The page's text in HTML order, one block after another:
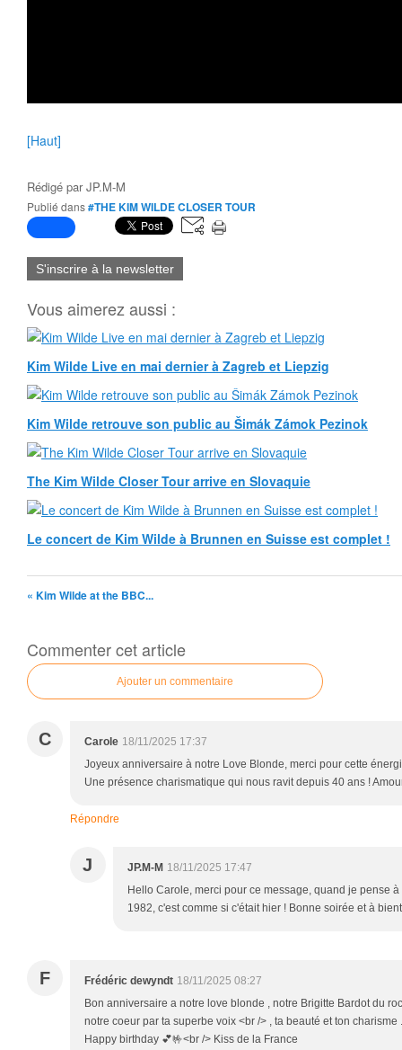
[Haut]
Rédigé parJP.M-M
Publié dans#THE KIM WILDE CLOSER TOUR
S'inscrire à la newsletter
Vous aimerez aussi :
Kim Wilde Live en mai dernier à Zagreb et Liepzig
Kim Wilde retrouve son public au Šimák Zámok Pezinok
The Kim Wilde Closer Tour arrive en Slovaquie
Le concert de Kim Wilde à Brunnen en Suisse est complet !
« Kim Wilde at the BBC...
Commenter cet article
Ajouter un commentaire
C Carole 18/11/2025 17:37
Joyeux anniversaire à notre Love Blonde, merci pour cette
Une présence charismatique qui nous ravit depuis 40 ans !
Répondre
J JP.M-M 18/11/2025 17:47
Hello Carole, merci pour ce message, quand je pense
1982, c'est comme si c'était hier ! Bonne soirée et à
F Frédéric dewyndt 18/11/2025 08:27
Bon anniversaire a notre love blonde , notre Brigitte Bardot du
notre coeur par ta superbe voix <br /> , ta beauté et ton charisme
Happy birthday 💕🤟<br /> Kiss de la France